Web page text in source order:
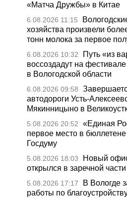
«Матча Дружбы» в Китае
6.08.2026 11:15
хозяйства произвели
тонн молока за первое
6.08.2026 10:32
Путь «из
воссоздадут на
в Вологодской области
6.08.2026 09:58
автодороги Усть-
Мякинницыно в
5.08.2026 20:52
«Единая
первое место в
Госдуму
5.08.2026 18:03
Новый
открылся в заречной
5.08.2026 17:17
В Вологде
работы по